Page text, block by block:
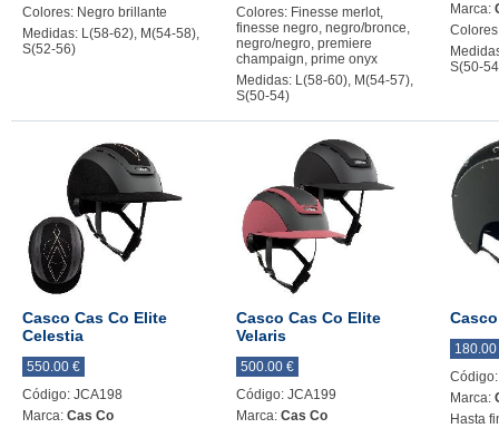
Colores: Negro brillante
Medidas: L(58-62), M(54-58),
S(52-56)
Colores: Finesse merlot,
finesse negro, negro/bronce,
negro/negro, premiere
champaign, prime onyx
Medidas: L(58-60), M(54-57),
S(50-54)
Marca:
S(50-
Casco Cas Co Elite
Celestia
550.00 €
Código: JCA198
Marca: Cas Co
Casco Cas Co Elite
Velaris
500.00 €
Código: JCA199
Marca: Cas Co
180.00
Marca:
Hasta